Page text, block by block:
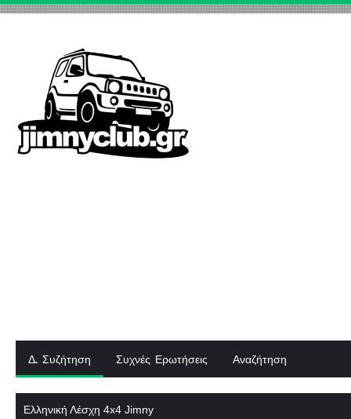
Δ. Συζήτηση Συχνές Ερωτήσεις Αναζήτηση
Ελληνική Λέσχη 4x4 Jimny